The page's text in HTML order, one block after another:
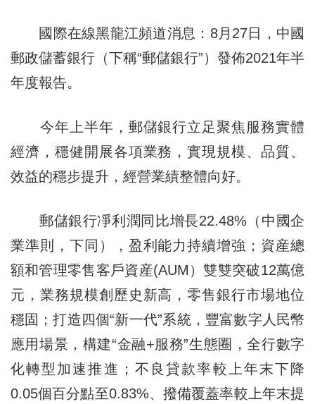
國際在線黑龍江頻道消息：8月27日，中國
郵政儲蓄銀行（下稱“郵儲銀行”）發佈2021年半
年度報告。
今年上半年，郵儲銀行立足聚焦服務實體
經濟，穩健開展各項業務，實現規模、品質、
效益的穩步提升，經營業績整體向好。
郵儲銀行凈利潤同比增長22.48%（中國企
業準則，下同），盈利能力持續增強；資産總
額和管理零售客戶資産(AUM）雙雙突破12萬億
元，業務規模創歷史新高，零售銀行市場地位
穩固；打造四個“新一代”系統，豐富數字人民幣
應用場景，構建“金融+服務”生態圈，全行數字
化轉型加速推進；不良貸款率較上年末下降
0.05個百分點至0.83%、撥備覆蓋率較上年末提